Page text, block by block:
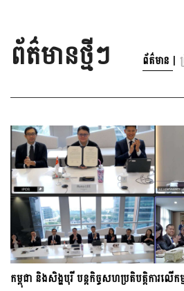
ព័ត៌មានថ្មីៗ ព័ត៌មាន |
កម្ពុជា និងសិង្ហបុរី បន្តកិច្ចសហប្រតិបត្តិការលើក